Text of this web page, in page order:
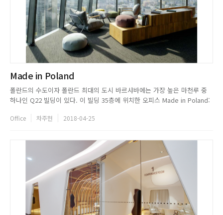
Made in Poland
폴란드의 수도이자 폴란드 최대의 도시 바르샤바에는 가장 높은 마천루 중
하나인 Q22 빌딩이 있다. 이 빌딩 35층에 위치한 오피스 Made in Poland:
사무 공간은 바르샤바 최고의 스카이 라인을 볼 수 있도록 창가를 따라 배치
Office 차주헌 2018-04-25